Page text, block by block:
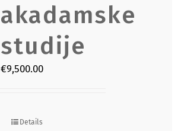
akadamske
studije
€9,500.00
Details